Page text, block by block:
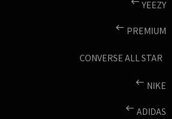
YEEZY
PREMIUM
CONVERSE ALL STAR
NIKE
ADIDAS